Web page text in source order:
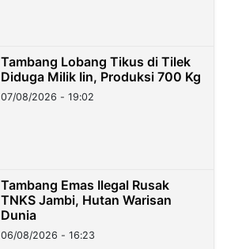
Tambang Lobang Tikus di Tilek
Diduga Milik Iin, Produksi 700 Kg
07/08/2026 - 19:02
Tambang Emas Ilegal Rusak
TNKS Jambi, Hutan Warisan
Dunia
06/08/2026 - 16:23